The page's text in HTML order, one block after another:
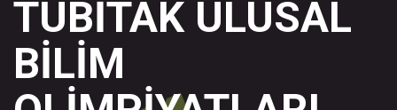
TÜBİTAK ULUSAL
BİLİM